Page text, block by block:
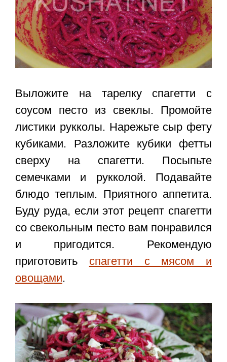
Выложите на тарелку спагетти с
соусом песто из свеклы. Промойте
листики рукколы. Нарежьте сыр фету
кубиками. Разложите кубики фетты
сверху на спагетти. Посыпьте
семечками и рукколой. Подавайте
блюдо теплым. Приятного аппетита.
Буду руда, если этот рецепт спагетти
со свекольным пестовам понравился
и пригодится. Рекомендую
приготовить спагетти с мясом и
овощами.